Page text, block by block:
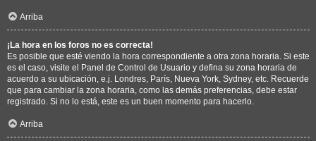
Arriba
¡La hora en los foros no es correcta!
Es posible que esté viendo la hora correspondiente a otra zona horaria. Si este
es el caso, visite el Panel de Control de Usuario y defina su zona horaria de
acuerdo a su ubicación, e.j. Londres, París, Nueva York, Sydney, etc. Recuerde
que para cambiar la zona horaria, como las demás preferencias, debe estar
registrado. Si no lo está, este es un buen momento para hacerlo.
Arriba